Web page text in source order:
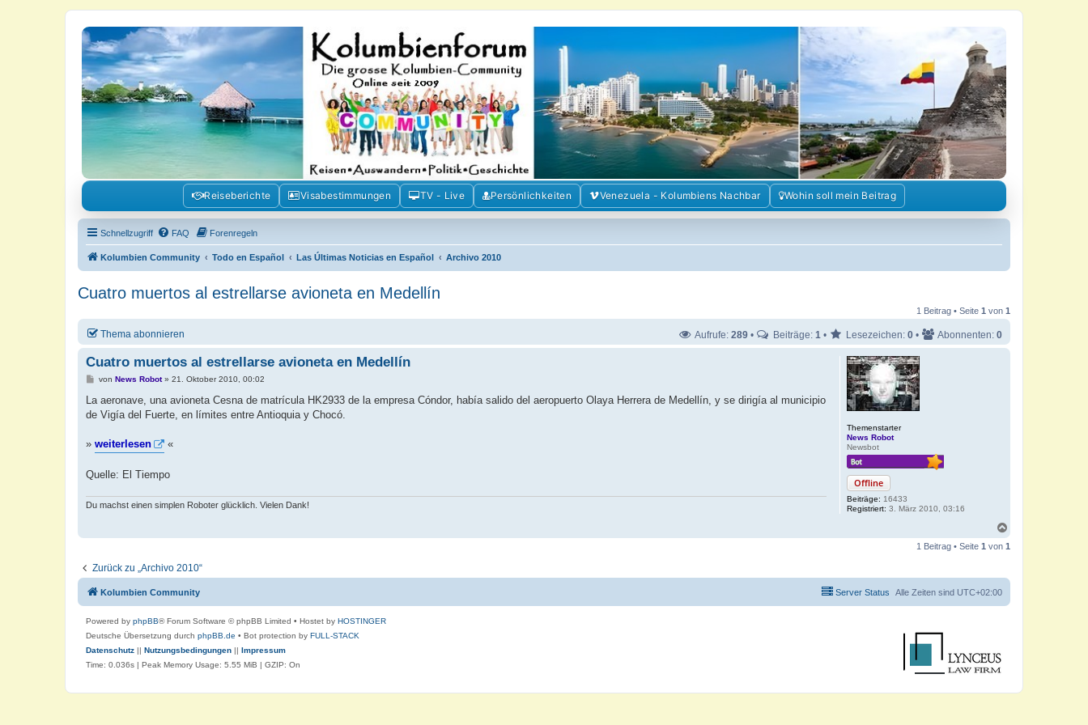
Kolumbienforum - Das grosse Forum der Freunde Kolumbiens
Reisen, Auswandern, Kultur, Politik, Geschichte und Visum in Kolumbien und Venezuela. Austausch, Erfahrungen und Gemeinschaft im Kolumbienforum
Reiseberichte Visabestimmungen TV - Live Persönlichkeiten Venezuela - Kolumbiens Nachbar Wohin soll mein Beitrag
Schnellzugriff FAQ Forenregeln
Kolumbien Community Todo en Español Las Últimas Noticias en Español Archivo 2010
Cuatro muertos al estrellarse avioneta en Medellín
1 Beitrag • Seite 1 von 1
Thema abonnieren Aufrufe: 289 • Beiträge: 1 • Lesezeichen: 0 • Abonnenten: 0
Themenstarter
News Robot
Newsbot
Offline
Beiträge: 16433
Registriert: 3. März 2010, 03:16
Cuatro muertos al estrellarse avioneta en Medellín
B
i
r
von News Robot» 21. Oktober 2010, 00:02
La aeronave, una avioneta Cesna de matrícula HK2933 de la empresa Cóndor, había salido del aeropuerto Olaya Herrera de Medellín, y se dirigía al municipio
de Vigía del Fuerte, en límites entre Antioquia y Chocó.
» weiterlesen «
Quelle: El Tiempo
Du machst einen simplen Roboter glücklich. Vielen Dank!
c
b
n
1 Beitrag • Seite 1 von 1
Zurück zu „Archivo 2010“
Kolumbien Community Alle Zeiten sind UTC+02:00
Server Status
Powered by phpBB® Forum Software © phpBB Limited • Hostet by HOSTINGER
Deutsche Übersetzung durch phpBB.de • Bot protection by FULL-STACK
Datenschutz || Nutzungsbedingungen || Impressum
Time: 0.036s | Peak Memory Usage: 5.55 MiB | GZIP: On